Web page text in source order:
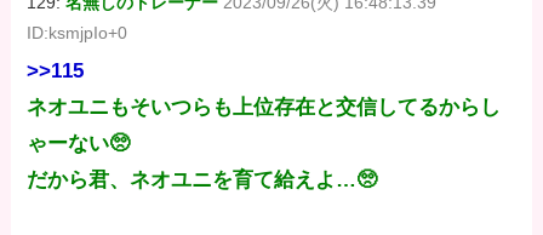
ID:ksmjpIo+0
>>115
ネオユニもそいつらも上位存在と交信してるからし
ゃーない🥺
だから君、ネオユニを育て給えよ…🥺